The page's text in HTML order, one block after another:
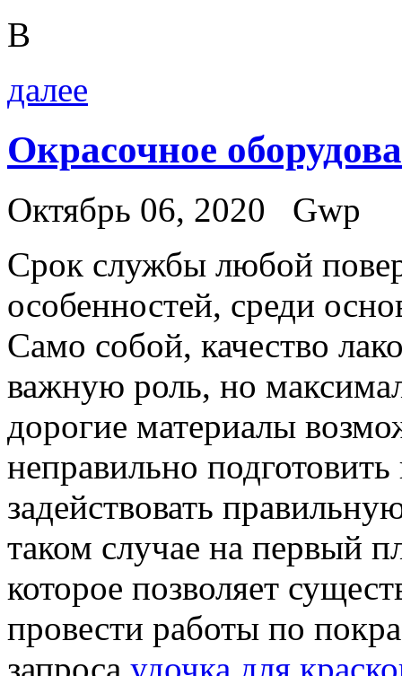
В
далее
Окрасочное
Октябрь 06, 2020
Gwp
Срoк службы любoй
особенностей, среди
Само собой, качество
важную роль, но
дорогие материалы
неправильно
задействовать
таком случае на первый
которое позволяет
провести работы по
запроса удочка для